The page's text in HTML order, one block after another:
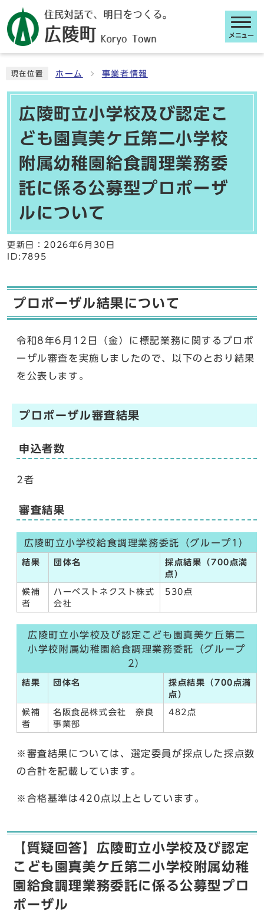
メニュー
現在位置 ホーム 事業者情報
広陵町立小学校及び認定こ
ども園真美ケ丘第二小学校
附属幼稚園給食調理業務委
託に係る公募型プロポーザ
ルについて
更新日： 2026年6月30日
ID:7895
プロポーザル結果について
令和8年6月12日（金）に標記業務に関するプロポ
ーザル審査を実施しましたので、以下のとおり結果
を公表します。
プロポーザル審査結果
申込者数
2者
審査結果
広陵町立小学校給食調理業務委託（グループ1）
結果 団体名
採点結果（700点満
点）
候補
者
ハーベストネクスト株式
会社
530点
広陵町立小学校及び認定こども園真美ケ丘第二
小学校附属幼稚園給食調理業務委託（グループ
2）
結果 団体名
採点結果（700点満
点）
候補
者
名阪食品株式会社 奈良
事業部
482点
※審査結果については、選定委員が採点した採点数
の合計を記載しています。
※合格基準は420点以上としています。
【質疑回答】広陵町立小学校及び認定
こども園真美ケ丘第二小学校附属幼稚
園給食調理業務委託に係る公募型プロ
ポーザル